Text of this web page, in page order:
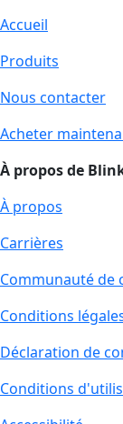
Accueil
Produits
Nous contacter
Acheter
À propos de
À propos
Carrières
Communauté de
Conditions
Déclaration de
Conditions